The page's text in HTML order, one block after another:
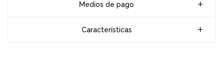
Medios de pago
Características